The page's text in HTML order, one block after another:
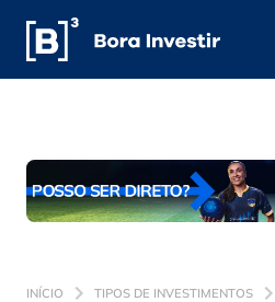
INÍCIO TIPOS DE INVESTIMENTOS